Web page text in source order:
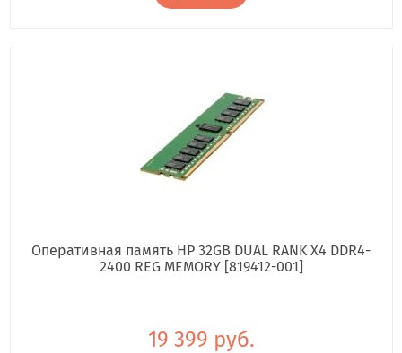
Оперативная память HP 32GB DUAL RANK X4 DDR4-
2400 REG MEMORY [819412-001]
19 399 руб.